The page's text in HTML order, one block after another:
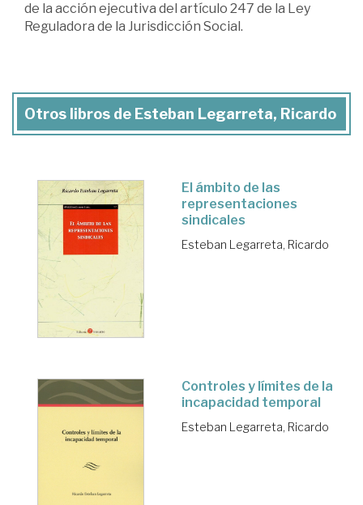
de la acción ejecutiva del artículo 247 de la Ley
Reguladora de la Jurisdicción Social.
Otros libros de Esteban Legarreta, Ricardo
El ámbito de las
representaciones
sindicales
Esteban Legarreta, Ricardo
Controles y límites de la
incapacidad temporal
Esteban Legarreta, Ricardo